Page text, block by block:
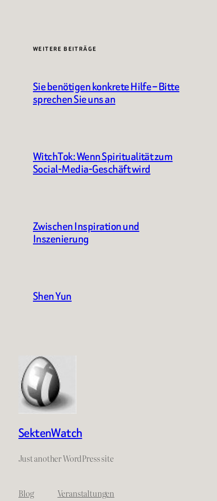
WEITERE BEITRÄGE
Sie benötigen konkrete Hilfe – Bitte
sprechen Sie uns an
WitchTok: Wenn Spiritualität zum
Social-Media-Geschäft wird
Zwischen Inspiration und
Inszenierung
Shen Yun
SektenWatch
Just another WordPress site
Blog
Veranstaltungen